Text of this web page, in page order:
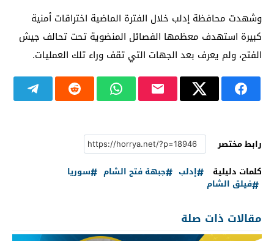
وشهدت محافظة إدلب خلال الفترة الماضية اختراقات أمنية
كبيرة استهدف معظمها الفصائل المنضوية تحت تحالف جيش
الفتح، ولم يعرف بعد الجهات التي تقف وراء تلك العمليات.
رابط مختصر
كلمات دليلية
إدلب جبهة فتح الشام
سوريا
فيلق الشام
مقالات ذات صلة